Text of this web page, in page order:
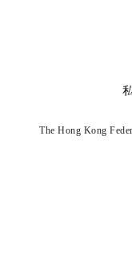
The Hong Kong